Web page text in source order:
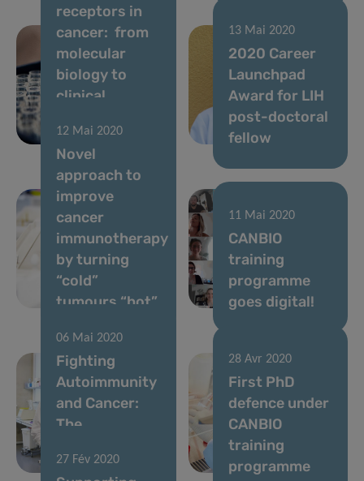
receptors in
cancer: from
molecular
biology to
clinical
therapy
13 Mai 2020
2020 Career
Launchpad
Award for LIH
post-doctoral
fellow
12 Mai 2020
Novel
approach to
improve
cancer
immunotherapy
by turning
“cold”
tumours “hot”
11 Mai 2020
CANBIO
training
programme
goes digital!
06 Mai 2020
Fighting
Autoimmunity
and Cancer:
The
Key
28 Avr 2020
First PhD
defence under
CANBIO
training
programme
27 Fév 2020